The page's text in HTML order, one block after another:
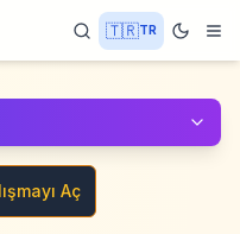
🇹🇷TR
Aç